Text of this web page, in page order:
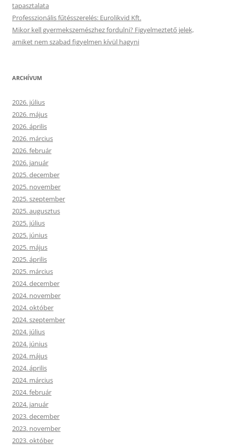
tapasztalata
Professzionális fűtésszerelés: Eurolikvid Kft.
Mikor kell gyermekszemészhez fordulni? Figyelmeztető jelek,
amiket nem szabad figyelmen kívül hagyni
ARCHÍVUM
2026. július
2026. május
2026. április
2026. március
2026. február
2026. január
2025. december
2025. november
2025. szeptember
2025. augusztus
2025. július
2025. június
2025. május
2025. április
2025. március
2024. december
2024. november
2024. október
2024. szeptember
2024. július
2024. június
2024. május
2024. április
2024. március
2024. február
2024. január
2023. december
2023. november
2023. október